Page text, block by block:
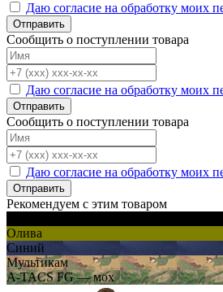
Даю согласие на обработку моих
Отправить
Сообщить о поступлении товара
Даю согласие на обработку моих
Отправить
Сообщить о поступлении товара
Даю согласие на обработку моих
Отправить
Рекомендуем с этим товаром
Олива
Синий
Мультикам
A-TACS FG — мох